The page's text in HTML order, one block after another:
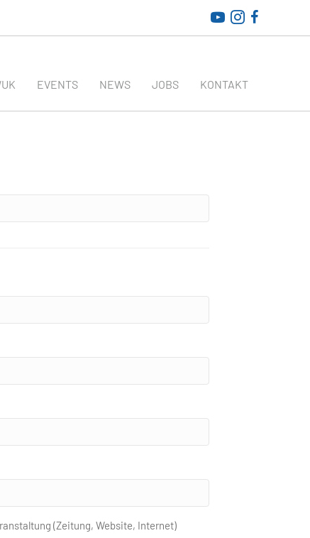
WirtschaftsRADAR
EVENTS NEWS JOBS KONTAKT
(Zeitung, Website, Internet)